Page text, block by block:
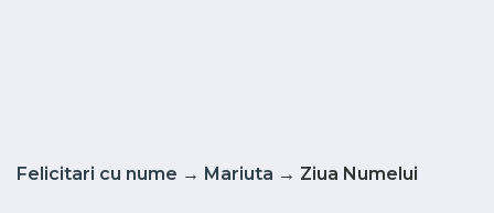
Felicitari cu nume → Mariuta → Ziua Numelui